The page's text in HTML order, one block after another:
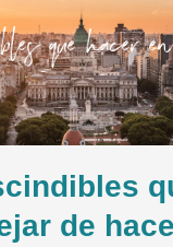
que hacer
de